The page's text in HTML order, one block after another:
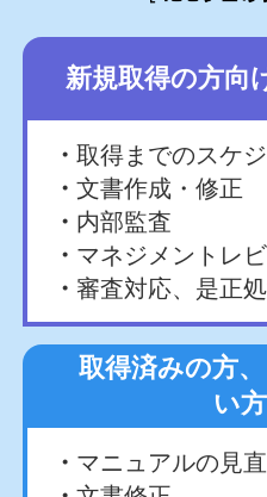
新規取得の方向
取得までのスケ
文書作成・修正
内部監査
マネジメントレ
審査対応、是正
取得済みの方
い
マニュアルの見